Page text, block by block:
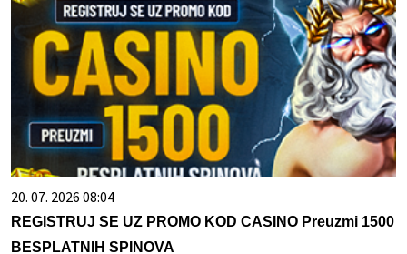
20. 07. 2026 08:04
REGISTRUJ SE UZ PROMO KOD CASINO Preuzmi 1500
BESPLATNIH SPINOVA